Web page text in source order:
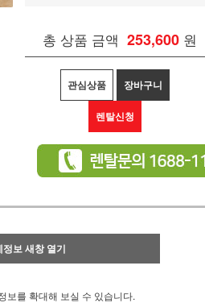
총 상품 금액 253,600 원
관심상품 장바구니
렌탈신청
정보 새창 열기
보를 확대해 보실 수 있습니다.